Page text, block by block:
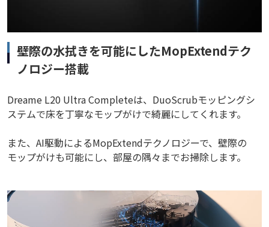
壁際の水拭きを可能にしたMopExtendテク
ノロジー搭載
Dreame L20 Ultra Completeは、DuoScrubモッピングシ
ステムで床を丁寧なモップがけで綺麗にしてくれます。
また、AI駆動によるMopExtendテクノロジーで、壁際の
モップがけも可能にし、部屋の隅々までお掃除します。